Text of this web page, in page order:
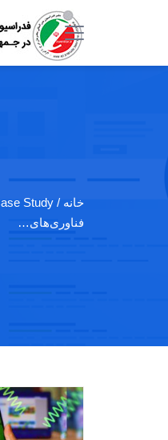
خانه
فناوری‌های…